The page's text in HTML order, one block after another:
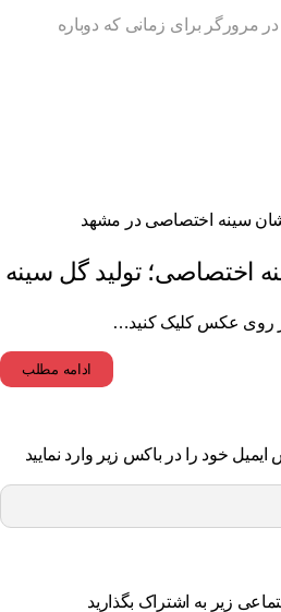
مرورگر برای زمانی که دوباره
تولید گل سینه
روی عکس کلیک کنید…
ادامه مطلب
خود را در باکس زیر وارد نمایید
زیر به اشتراک بگذارید